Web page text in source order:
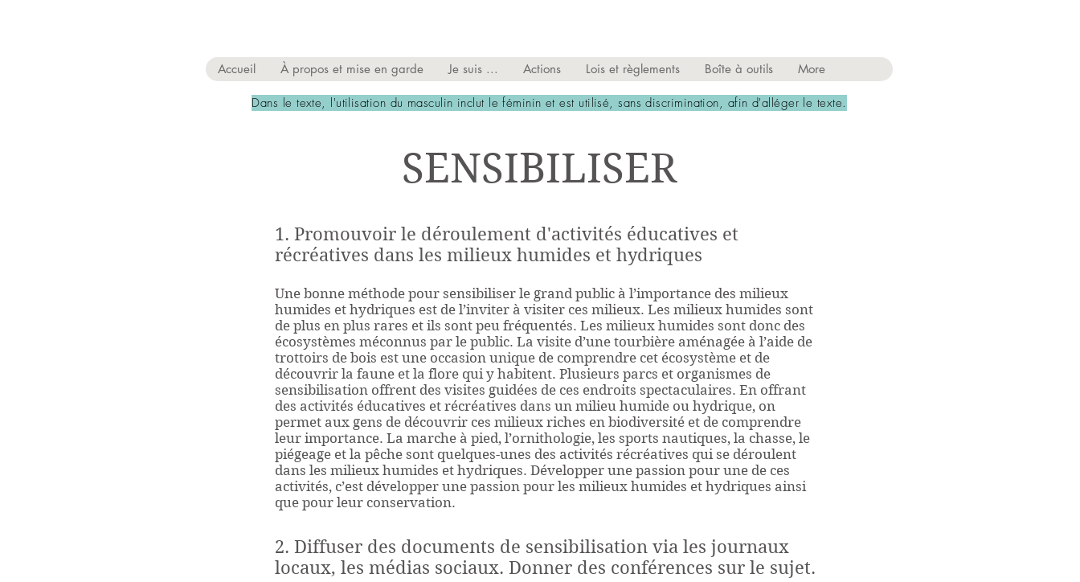
Accueil À propos et mise en garde Je suis ... Actions Lois et règlements Boîte à outils More
SENSIBILISER
1. Promouvoir le déroulement d'activités éducatives et
récréatives dans les milieux humides et hydriques
Une bonne méthode pour sensibiliser le grand public à l’importance des milieux
humides et hydriques est de l’inviter à visiter ces milieux. Les milieux humides sont
de plus en plus rares et ils sont peu fréquentés. Les milieux humides sont donc des
écosystèmes méconnus par le public. La visite d’une tourbière aménagée à l’aide de
trottoirs de bois est une occasion unique de comprendre cet écosystème et de
découvrir la faune et la flore qui y habitent. Plusieurs parcs et organismes de
sensibilisation offrent des visites guidées de ces endroits spectaculaires. En offrant
des activités éducatives et récréatives dans un milieu humide ou hydrique, on
permet aux gens de découvrir ces milieux riches en biodiversité et de comprendre
leur importance. La marche à pied, l’ornithologie, les sports nautiques, la chasse, le
piégeage et la pêche sont quelques-unes des activités récréatives qui se déroulent
dans les milieux humides et hydriques. Développer une passion pour une de ces
activités, c’est développer une passion pour les milieux humides et hydriques ainsi
que pour leur conservation.
2. Diffuser des documents de sensibilisation via les journaux
locaux, les médias sociaux. Donner des conférences sur le sujet.
Dans le texte, l'utilisation du masculin inclut le féminin et est utilisé, sans discrimination, afin d'alléger le texte.